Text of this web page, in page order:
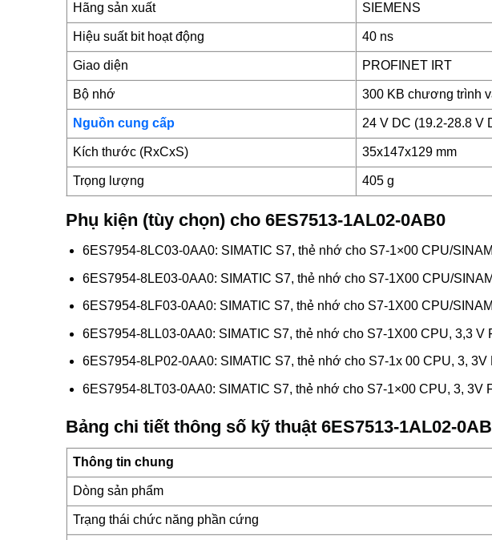
Hãng sản xuất SIEMENS
Hiệu suất bit hoạt động 40 ns
Giao diện PROFINET IRT
Bộ nhớ 300 KB chương trình
Nguồn cung cấp 24 V DC (19.2-28.8 V
Kích thước (RxCxS) 35x147x129 mm
Trọng lượng 405 g
Phụ kiện (tùy chọn) cho 6ES7513-1AL02-0AB0
6ES7954-8LC03-0AA0: SIMATIC S7, thẻ nhớ cho S7-1×00 CPU/
6ES7954-8LE03-0AA0: SIMATIC S7, thẻ nhớ cho S7-1X00 CPU/
6ES7954-8LF03-0AA0: SIMATIC S7, thẻ nhớ cho S7-1X00 CPU/
6ES7954-8LL03-0AA0: SIMATIC S7, thẻ nhớ cho S7-1X00 CPU, 3,3 V
6ES7954-8LP02-0AA0: SIMATIC S7, thẻ nhớ cho S7-1x 00 CPU, 3, 3V
6ES7954-8LT03-0AA0: SIMATIC S7, thẻ nhớ cho S7-1×00 CPU, 3, 3V
Bảng chi tiết thông số kỹ thuật 6ES7513-1AL02-
Thông tin chung
Dòng sản phẩm
Trạng thái chức năng phần cứng